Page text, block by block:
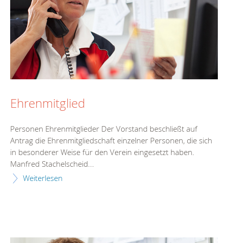
Ehrenmitglied
Personen Ehrenmitglieder Der Vorstand beschließt auf
Antrag die Ehrenmitgliedschaft einzelner Personen, die sich
in besonderer Weise für den Verein eingesetzt haben.
Manfred Stachelscheid...
Weiterlesen